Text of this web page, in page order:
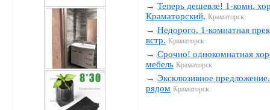
→Теперь дешевле! 1-комн.
Краматорский, Краматорск
→Недорого. 1-комнатная
встр. Краматорск
→Срочно! однокомнатная
мебель Краматорск
→Эксклюзивное
рядом Краматорск